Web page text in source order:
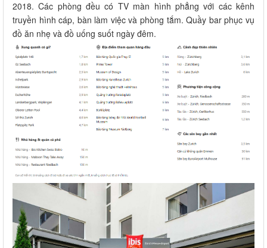
2018. Các phòng đều có TV màn hình phẳng với các kênh
truyền hình cáp, bàn làm việc và phòng tắm. Quầy bar phục vụ
đồ ăn nhẹ và đồ uống suốt ngày đêm.